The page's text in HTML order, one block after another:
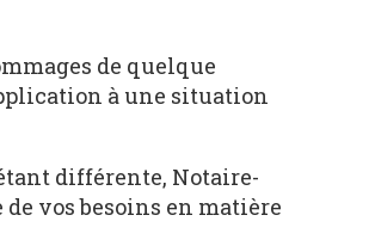
de quelque
à une situation
différente, Notaire-
vos besoins en matière